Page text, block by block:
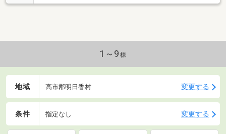
1～9 棟
地域 高市郡明日香村 変更する
条件 指定なし 変更する